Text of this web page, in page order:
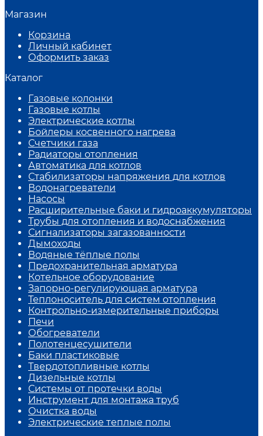
Магазин
Корзина
Личный кабинет
Оформить заказ
Каталог
Газовые колонки
Газовые котлы
Электрические котлы
Бойлеры косвенного нагрева
Счетчики газа
Радиаторы отопления
Автоматика для котлов
Стабилизаторы напряжения для котлов
Водонагреватели
Насосы
Расширительные баки и гидроаккумуляторы
Трубы для отопления и водоснабжения
Сигнализаторы загазованности
Дымоходы
Водяные тёплые полы
Предохранительная арматура
Котельное оборудование
Запорно-регулирующая арматура
Теплоноситель для систем отопления
Контрольно-измерительные приборы
Печи
Обогреватели
Полотенцесушители
Баки пластиковые
Твердотопливные котлы
Дизельные котлы
Системы от протечки воды
Инструмент для монтажа труб
Очистка воды
Электрические теплые полы